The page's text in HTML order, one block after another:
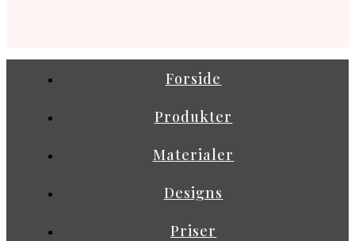
Forside
Produkter
Materialer
Designs
Priser